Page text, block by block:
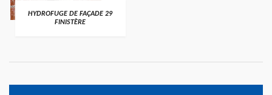
HYDROFUGE DE FAÇADE 29
FINISTÈRE